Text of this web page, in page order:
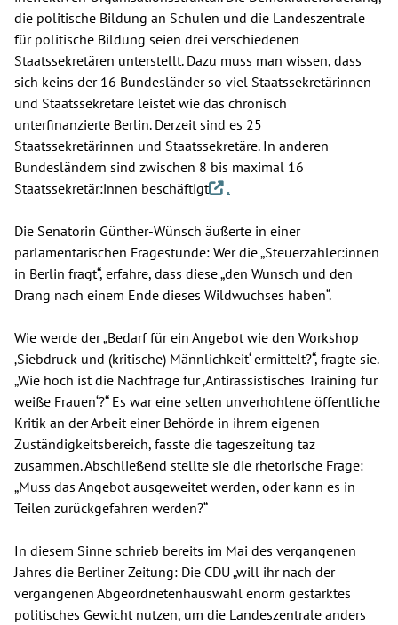
die politische Bildung an Schulen und die Landeszentrale
für politische Bildung seien drei verschiedenen
Staatssekretären unterstellt. Dazu muss man wissen, dass
sich keins der 16 Bundesländer so viel Staatssekretärinnen
und Staatssekretäre leistet wie das chronisch
unterfinanzierte Berlin. Derzeit sind es 25
Staatssekretärinnen und Staatssekretäre. In anderen
Bundesländern sind zwischen 8 bis maximal 16
Staatssekretär:innen beschäftigt
.
Die Senatorin Günther-Wünsch äußerte in einer
parlamentarischen Fragestunde: Wer die „Steuerzahler:innen
in Berlin fragt“, erfahre, dass diese „den Wunsch und den
Drang nach einem Ende dieses Wildwuchses haben“.
Wie werde der „Bedarf für ein Angebot wie den Workshop
‚Siebdruck und (kritische) Männlichkeit‘ ermittelt?“, fragte sie.
„Wie hoch ist die Nachfrage für ‚Antirassistisches Training für
weiße Frauen‘?“ Es war eine selten unverhohlene öffentliche
Kritik an der Arbeit einer Behörde in ihrem eigenen
Zuständigkeitsbereich, fasste die tageszeitung taz
zusammen. Abschließend stellte sie die rhetorische Frage:
„Muss das Angebot ausgeweitet werden, oder kann es in
Teilen zurückgefahren werden?“
In diesem Sinne schrieb bereits im Mai des vergangenen
Jahres die Berliner Zeitung: Die CDU „will ihr nach der
vergangenen Abgeordnetenhauswahl enorm gestärktes
politisches Gewicht nutzen, um die Landeszentrale anders